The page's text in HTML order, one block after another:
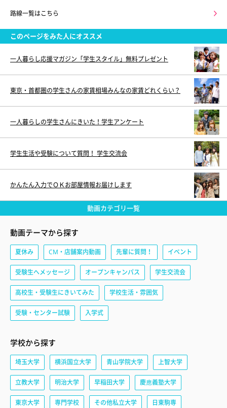
路線一覧はこちら
このページをみた人にオススメ
一人暮らし応援マガジン「学生スタイル」無料プレゼント
東京・首都圏の学生さんの家賃相場みんなの家賃どれくらい？
一人暮らしの学生さんにきいた！学生アンケート
学生生活や受験について質問！ 学生交流会
かんたん入力でＯＫお部屋情報お届けします
動画カテゴリ一覧
動画テーマから探す
夏休み CM・店舗案内動画 先輩に質問！ イベント
受験生へメッセージ オープンキャンパス 学生交流会
高校生・受験生にきいてみた 学校生活・雰囲気
受験・センター試験 入学式
学校から探す
埼玉大学 横浜国立大学 青山学院大学 上智大学
立教大学 明治大学 早稲田大学 慶應義塾大学
東京大学 専門学校 その他私立大学 日東駒専